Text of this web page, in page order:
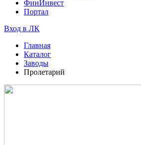
ФинИнвест
Портал
Вход в ЛК
Главная
Каталог
Заводы
Пролетарий